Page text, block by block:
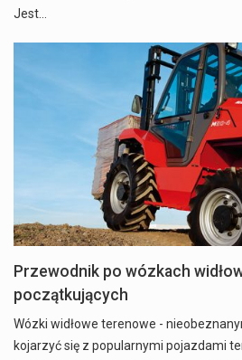
Jest…
Przewodnik po wózkach
początkujących
Wózki widłowe terenowe -
kojarzyć się z popularnymi pojazdami